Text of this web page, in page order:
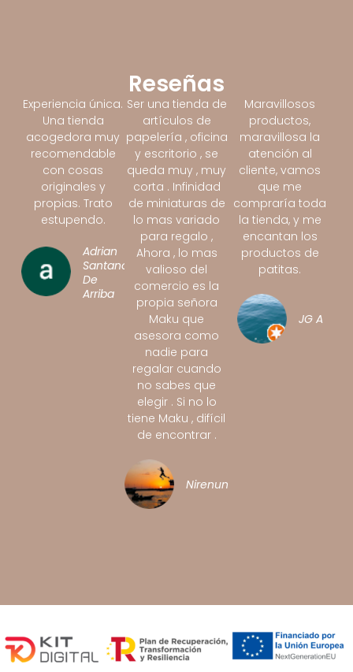
Reseñas
Experiencia única.
Una tienda
acogedora muy
recomendable
con cosas
originales y
propias. Trato
estupendo.
Adrian
Santano
De
Arriba
Ser una tienda de
artículos de
papelería , oficina
y escritorio , se
queda muy , muy
corta . Infinidad
de miniaturas de
lo mas variado
para regalo ,
Ahora , lo mas
valioso del
comercio es la
propia señora
Maku que
asesora como
nadie para
regalar cuando
no sabes que
elegir . Si no lo
tiene Maku , difícil
de encontrar .
Nirenunutsi
Maravillosos
productos,
maravillosa la
atención al
cliente, vamos
que me
compraría toda
la tienda, y me
encantan los
productos de
patitas.
JG A